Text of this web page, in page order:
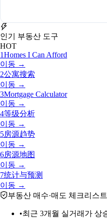
인기 부동산 도구
HOT
1Homes I Can Afford
이동 →
2公寓搜索
이동 →
3Mortgage Calculator
이동 →
4等级分析
이동 →
5房源趋势
이동 →
6房源地图
이동 →
7统计与预测
이동 →
부동산 매수·매도 체크리스트
•최근 3개월 실거래가 상